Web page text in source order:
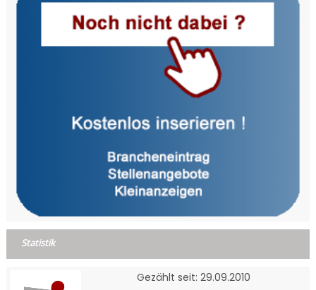
Statistik
Gezählt seit: 29.09.2010